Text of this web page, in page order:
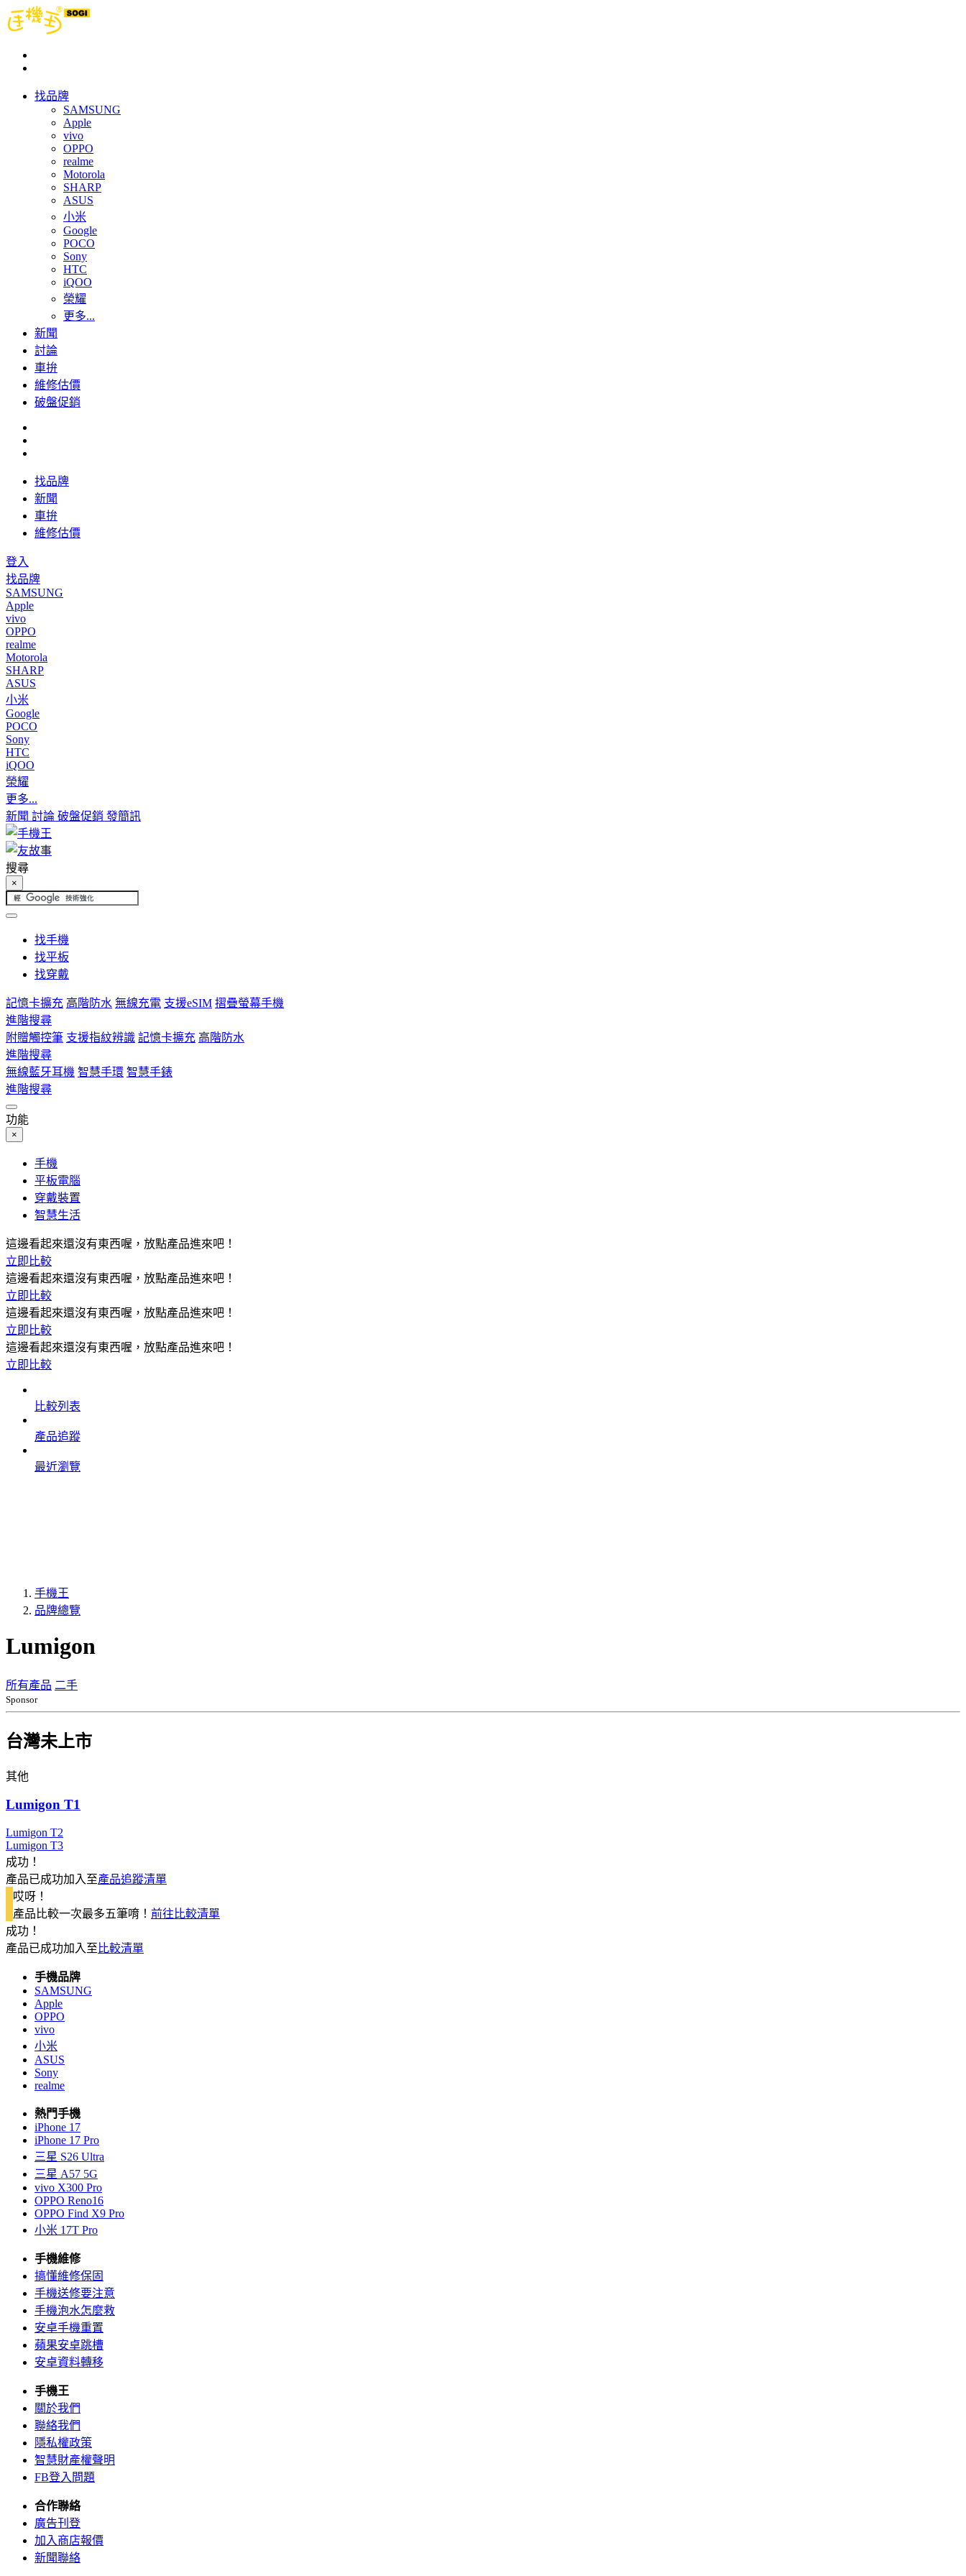
找品牌
SAMSUNG
Apple
vivo
OPPO
realme
Motorola
SHARP
ASUS
小米
Google
POCO
Sony
HTC
iQOO
榮耀
更多...
新聞
討論
車拚
維修估價
破盤促銷
找品牌
新聞
車拚
維修估價
登入
找品牌
SAMSUNG
Apple
vivo
OPPO
realme
Motorola
SHARP
ASUS
小米
Google
POCO
Sony
HTC
iQOO
榮耀
更多...
新聞 討論 破盤促銷 發簡訊
搜尋
×
找手機
找平板
找穿戴
記憶卡擴充 高階防水 無線充電 支援eSIM 摺疊螢幕手機
進階搜尋
附贈觸控筆 支援指紋辨識 記憶卡擴充 高階防水
進階搜尋
無線藍牙耳機 智慧手環 智慧手錶
進階搜尋
功能
×
手機
平板電腦
穿戴裝置
智慧生活
這邊看起來還沒有東西喔，放點產品進來吧！
立即比較
這邊看起來還沒有東西喔，放點產品進來吧！
立即比較
這邊看起來還沒有東西喔，放點產品進來吧！
立即比較
這邊看起來還沒有東西喔，放點產品進來吧！
立即比較
比較列表
產品追蹤
最近瀏覽
手機王
品牌總覽
Lumigon
所有產品 二手
Sponsor
台灣未上市
其他
Lumigon T1
Lumigon T2
Lumigon T3
成功！
產品已成功加入至產品追蹤清單
哎呀！
產品比較一次最多五筆唷！ 前往比較清單
成功！
產品已成功加入至 比較清單
手機品牌
SAMSUNG
Apple
OPPO
vivo
小米
ASUS
Sony
realme
熱門手機
iPhone 17
iPhone 17 Pro
三星 S26 Ultra
三星 A57 5G
vivo X300 Pro
OPPO Reno16
OPPO Find X9 Pro
小米 17T Pro
手機維修
搞懂維修保固
手機送修要注意
手機泡水怎麼救
安卓手機重置
蘋果安卓跳槽
安卓資料轉移
手機王
關於我們
聯絡我們
隱私權政策
智慧財產權聲明
FB登入問題
合作聯絡
廣告刊登
加入商店報價
新聞聯絡